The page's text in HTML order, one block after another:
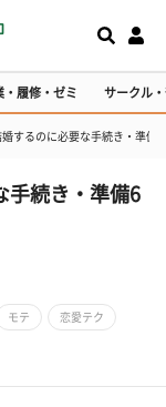
・履修・ゼミ サークル
するのに必要な手続き・準備6
手続き・準備6
モテ 恋愛テク